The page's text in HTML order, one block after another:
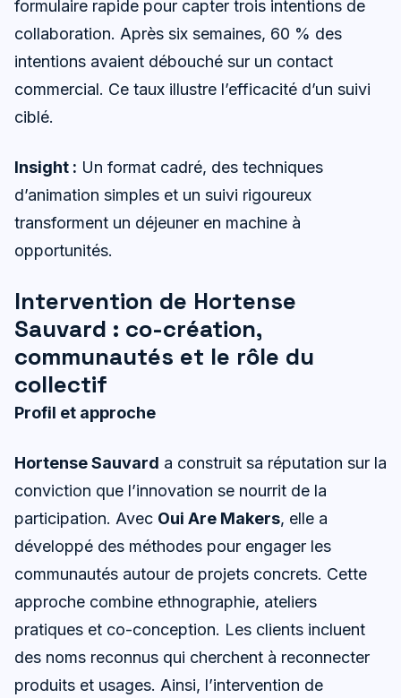
formulaire rapide pour capter trois intentions de
collaboration. Après six semaines, 60 % des
intentions avaient débouché sur un contact
commercial. Ce taux illustre l’efficacité d’un suivi
ciblé.
Insight : Un format cadré, des techniques
d’animation simples et un suivi rigoureux
transforment un déjeuner en machine à
opportunités.
Intervention de Hortense
Sauvard : co-création,
communautés et le rôle du
collectif
Profil et approche
Hortense Sauvard a construit sa réputation sur la
conviction que l’innovation se nourrit de la
participation. Avec Oui Are Makers, elle a
développé des méthodes pour engager les
communautés autour de projets concrets. Cette
approche combine ethnographie, ateliers
pratiques et co-conception. Les clients incluent
des noms reconnus qui cherchent à reconnecter
produits et usages. Ainsi, l’intervention de